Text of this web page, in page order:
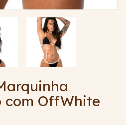
com OffWhite